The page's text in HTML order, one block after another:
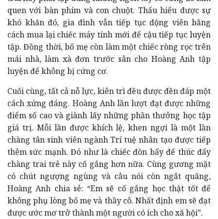
quen với bàn phím và con chuột. Thấu hiểu được sự
khó khăn đó, gia đình vẫn tiếp tục động viên bằng
cách mua lại chiếc máy tính mới để cậu tiếp tục luyện
tập. Đồng thời, bố mẹ còn làm một chiếc ròng rọc trên
mái nhà, làm xà đơn trước sân cho Hoàng Anh tập
luyện để không bị cứng cơ.
Cuối cùng, tất cả nỗ lực, kiên trì đều được đền đáp một
cách xứng đáng. Hoàng Anh lần lượt đạt được những
điểm số cao và giành lấy những phần thưởng học tập
giá trị. Mỗi lần được khích lệ, khen ngợi là một lần
chàng tân sinh viên ngành Trí tuệ nhân tạo được tiếp
thêm sức mạnh. Đó như là chiếc đòn bẩy để thúc đẩy
chàng trai trẻ này cố gắng hơn nữa. Cùng gương mặt
có chút ngượng ngùng và câu nói còn ngắt quãng,
Hoàng Anh chia sẻ: “Em sẽ cố gắng học thật tốt để
không phụ lòng bố mẹ và thầy cô. Nhất định em sẽ đạt
được ước mơ trở thành một người có ích cho xã hội”.